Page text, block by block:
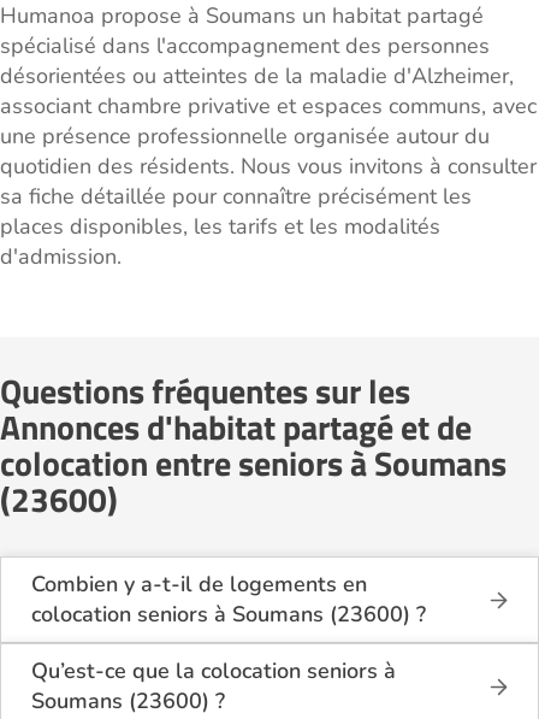
Humanoa propose à Soumans un habitat partagé
spécialisé dans l'accompagnement des personnes
désorientées ou atteintes de la maladie d'Alzheimer,
associant chambre privative et espaces communs, avec
une présence professionnelle organisée autour du
quotidien des résidents. Nous vous invitons à consulter
sa fiche détaillée pour connaître précisément les
places disponibles, les tarifs et les modalités
d'admission.
Questions fréquentes sur les
Annonces d'habitat partagé et de
colocation entre seniors à Soumans
(23600)
Combien y a-t-il de logements en
colocation seniors à Soumans (23600) ?
Sur Logement-seniors.com, on recense actuellement
1 offres de colocation seniors à Soumans (23600)
en 2026. Ces logements se situent dans différents
Qu’est-ce que la colocation seniors à
Soumans (23600) ?